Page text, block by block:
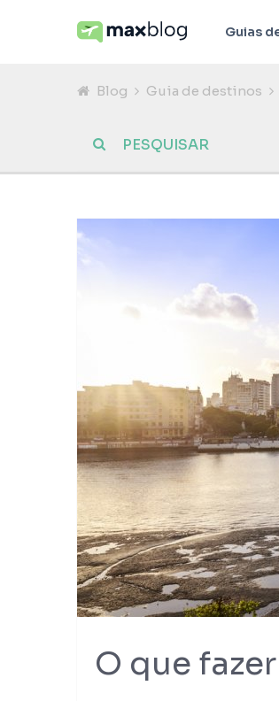
Guias
Blog Guia de destinos
O que